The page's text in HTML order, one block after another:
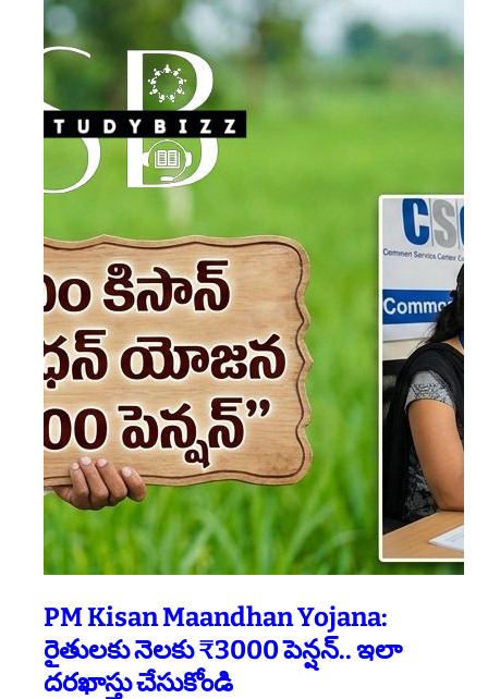
PM Kisan Maandhan Yojana:
రైతులకు నెలకు ₹3000 పెన్షన్.. ఇలా
దరఖాస్తు చేసుకోండి